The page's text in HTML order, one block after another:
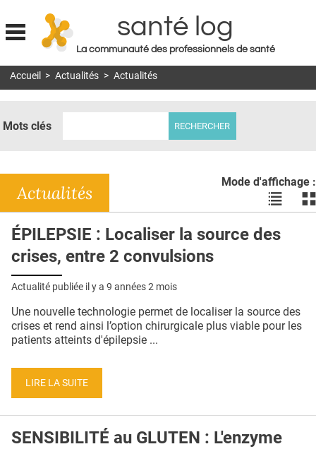
Jump to navigation
santé log
La communauté des professionnels de santé
MON COMPTE
DOSSIERS
RÉSEAUX
E-REVUE SAD
QUI SOMMES-NOUS ?
CONDITIONS GÉNÉRALES
CRÉDITS
Accueil > Actualités > Actualités
Mots clés
Mode d'affichage :
Voir
les
en
les
Actualités
ÉPILEPSIE : Localiser la source des
crises, entre 2 convulsions
Actualité publiée il y a 9 années 2 mois
Une nouvelle technologie permet de localiser la source des
crises et rend ainsi l’option chirurgicale plus viable pour les
patients atteints d'épilepsie ...
LIRE LA SUITE
SENSIBILITÉ au GLUTEN : L'enzyme